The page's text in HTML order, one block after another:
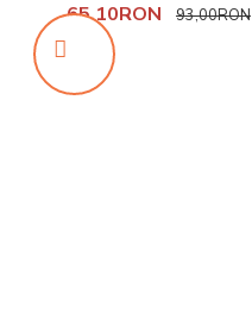
65,10RON 93,00RON